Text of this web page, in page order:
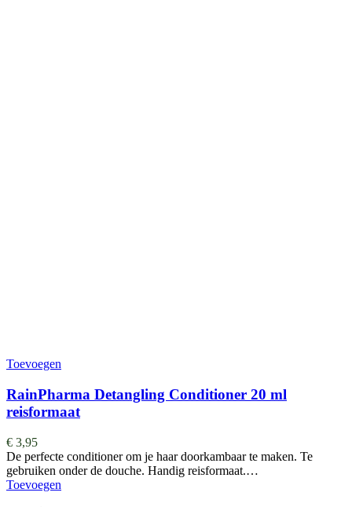
Toevoegen
RainPharma Detangling Conditioner 20 ml
reisformaat
€ 3,95
De perfecte conditioner om je haar doorkambaar te maken. Te
gebruiken onder de douche. Handig reisformaat.…
Toevoegen